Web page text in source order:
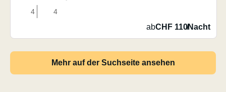
4 4
abCHF 110/Nacht
Mehr auf der Suchseite ansehen